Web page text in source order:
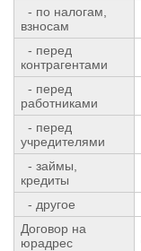
- по налогам,
взносам
- перед
контрагентами
- перед
работниками
- перед
учредителями
- займы,
кредиты
- другое
Договор на
юрадрес